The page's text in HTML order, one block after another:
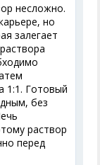
несложно.
но
залегает
1:1. Готовый
без
раствор
перед